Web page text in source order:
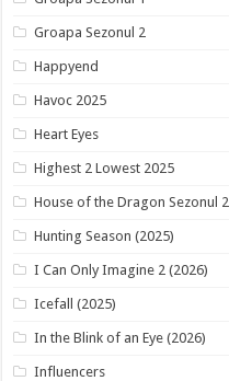
Groapa Sezonul 2
Happyend
Havoc 2025
Heart Eyes
Highest 2 Lowest 2025
House of the Dragon Sezonul 2
Hunting Season (2025)
I Can Only Imagine 2 (2026)
Icefall (2025)
In the Blink of an Eye (2026)
Influencers